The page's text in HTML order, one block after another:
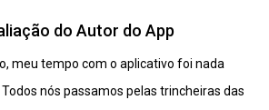
do Autor do App
meu tempo com o aplicativo foi nada
nós passamos pelas trincheiras das